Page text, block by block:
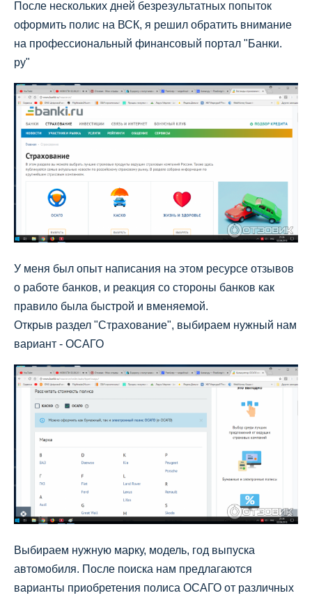
После нескольких дней безрезультатных попыток
оформить полис на ВСК, я решил обратить внимание
на профессиональный финансовый портал "Банки.
ру"
У меня был опыт написания на этом ресурсе отзывов
о работе банков, и реакция со стороны банков как
правило была быстрой и вменяемой.
Открыв раздел "Страхование", выбираем нужный нам
вариант - ОСАГО
Выбираем нужную марку, модель, год выпуска
автомобиля. После поиска нам предлагаются
варианты приобретения полиса ОСАГО от различных